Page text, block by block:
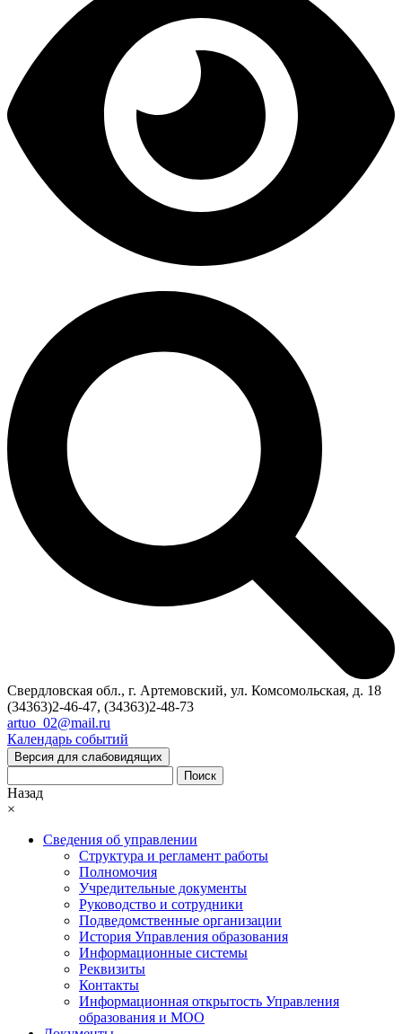
Свердловская обл., г. Артемовский, ул. Комсомольская, д. 18
(34363)2-46-47, (34363)2-48-73
artuo_02@mail.ru
Календарь событий
Версия для слабовидящих
Поиск
Назад
×
Сведения об управлении
Структура и регламент работы
Полномочия
Учредительные документы
Руководство и сотрудники
Подведомственные организации
История Управления образования
Информационные системы
Реквизиты
Контакты
Информационная открытость Управления
образования и МОО